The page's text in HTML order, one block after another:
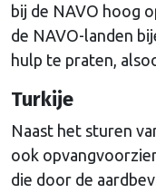
bij de NAVO hoog
de NAVO-landen
hulp te praten,
Turkije
Naast het sturen
ook
die door de